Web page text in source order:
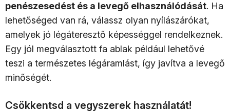
penészesedést és a levegő elhasználódását. Ha
lehetőséged van rá, válassz olyan nyílászárókat,
amelyek jó légáteresztő képességgel rendelkeznek.
Egy jól megválasztott fa ablak például lehetővé
teszi a természetes légáramlást, így javítva a levegő
minőségét.
Csökkentsd a vegyszerek használatát!